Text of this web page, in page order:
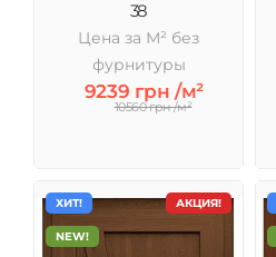
38
Цена за М² без
фурнитуры
9239 грн /м²
10560 грн /м²
АКЦИЯ!
ХИТ!
NEW!